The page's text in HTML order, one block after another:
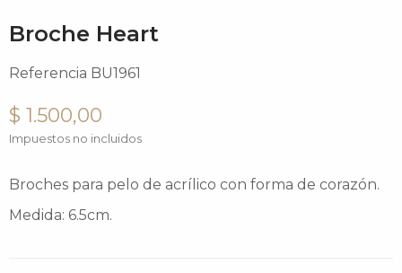
Broche Heart
Referencia BU1961
$ 1.500,00
Impuestos no incluidos
Broches para pelo de acrílico con forma de corazón.
Medida: 6.5cm.